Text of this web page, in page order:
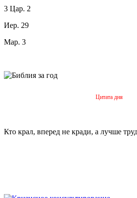
3 Цар. 2
Иер. 29
Мар. 3
Цитата дня
Кто крал, вперед не кради, а лучше